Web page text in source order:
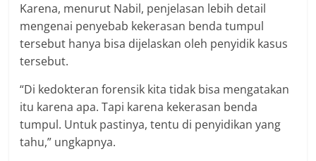
Karena, menurut Nabil, penjelasan lebih detail
mengenai penyebab kekerasan benda tumpul
tersebut hanya bisa dijelaskan oleh penyidik kasus
tersebut.
“Di kedokteran forensik kita tidak bisa mengatakan
itu karena apa. Tapi karena kekerasan benda
tumpul. Untuk pastinya, tentu di penyidikan yang
tahu,” ungkapnya.